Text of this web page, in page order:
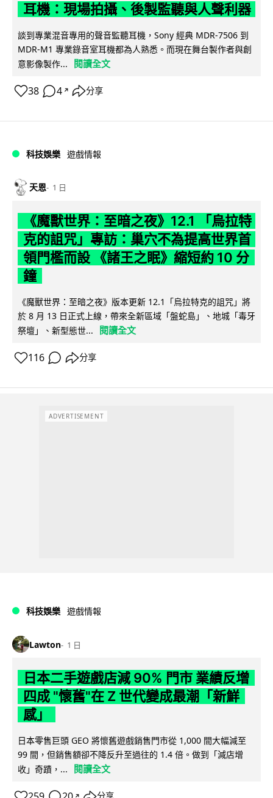
耳機：現場拍攝、後製監聽與人聲利器
談到專業混音專用的聲音監聽耳機，Sony 經典 MDR-7506 到
MDR-M1 專業錄音室耳機都為人熟悉。而現在舞台製作者與創
意影像製作...
閱讀全文
38 4 ↗ 分享
科技娛樂 遊戲情報
天恩 1 日
《魔獸世界：至暗之夜》12.1 「烏拉特
克的詛咒」專訪：巢穴不為提高世界首
領門檻而設 《諸王之眠》縮短約 10 分
鐘
《魔獸世界：至暗之夜》版本更新 12.1「烏拉特克的詛咒」將
於 8 月 13 日正式上線，帶來全新區域「盤蛇島」、地城「毒牙
祭壇」、新型態世...
閱讀全文
116 分享
ADVERTISEMENT
科技娛樂 遊戲情報
Lawton 1 日
日本二手遊戲店減 90% 門市 業績反增
四成 "懷舊"在 Z 世代變成最潮「新鮮
感」
日本零售巨頭 GEO 將懷舊遊戲銷售門市從 1,000 間大幅減至
99 間，但銷售額卻不降反升至過往的 1.4 倍。做到「減店增
收」奇蹟，...
閱讀全文
↗